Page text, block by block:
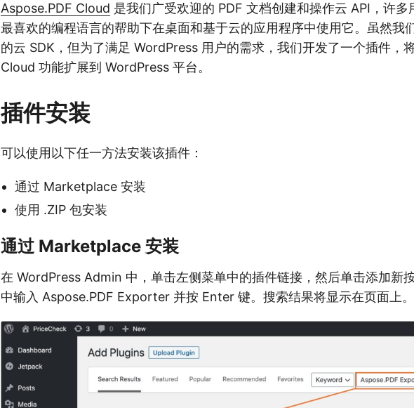
Aspose.PDF Cloud 是我们广受欢迎的 PDF 文档创建和操作云 API，许多
最喜欢的编程语言的帮助下在桌面和基于云的应用程序中使用它。虽然我
的云 SDK，但为了满足 WordPress 用户的需求，我们开发了一个插件，
Cloud 功能扩展到 WordPress 平台。
插件安装
可以使用以下任一方法安装该插件：
通过 Marketplace 安装
使用 .ZIP 包安装
通过 Marketplace 安装
在 WordPress Admin 中，单击左侧菜单中的插件链接，然后单击添加新
中输入 Aspose.PDF Exporter 并按 Enter 键。搜索结果将显示在页面上。